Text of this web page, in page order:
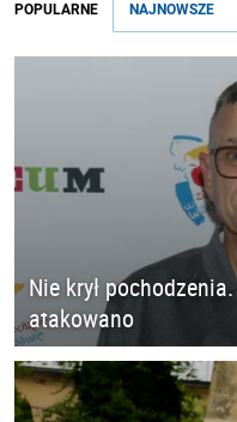
POPULARNE NAJNOWSZE
Nie krył
atakowano